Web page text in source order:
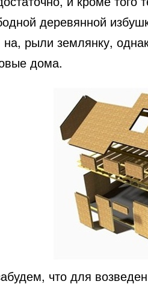
деревянной
рыли землянку,
дома.
что для